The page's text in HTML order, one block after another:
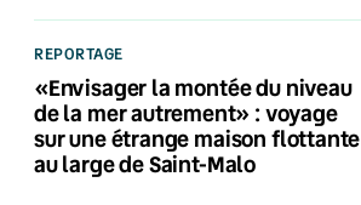
REPORTAGE
«Envisager la montée du niveau
de la mer autrement» : voyage
sur une étrange maison flottante
au large de Saint-Malo